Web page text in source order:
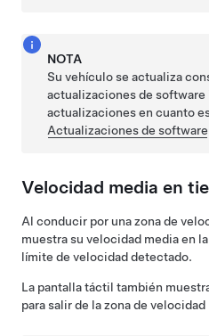
NOTA
Su vehículo se actualiza
actualizaciones de
actualizaciones en cuanto
Actualizaciones de software
Velocidad media en
Al conducir por una zona de
muestra su velocidad media en la
límite de velocidad detectado.
La pantalla táctil también
para salir de la zona de velocidad